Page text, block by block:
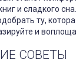
и сладкого
ту,
и
СОВЕТЫ